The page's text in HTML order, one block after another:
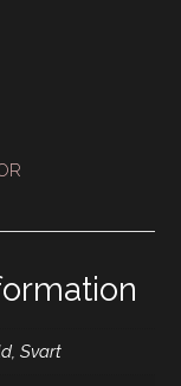
Svart